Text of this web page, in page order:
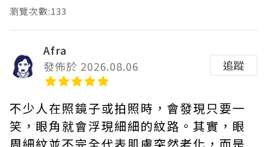
瀏覽次數:133
Afra
發佈於 2026.08.06
追蹤
不少人在照鏡子或拍照時，會發現只要一
笑，眼角就會浮現細細的紋路。其實，眼